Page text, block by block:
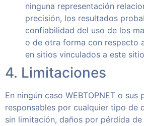
ninguna representación
precisión, los resultados
confiabilidad del uso de los
o de otra forma con respecto
en sitios vinculados a este
4. Limitaciones
En ningún caso WEBTOPNET o sus
responsables por cualquier tipo de
sin limitación, daños por pérdida